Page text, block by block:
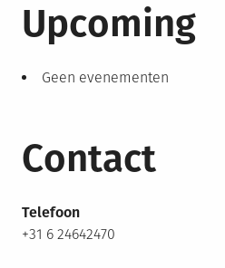
Upcoming
Geen evenementen
Contact
Telefoon
+31 6 24642470